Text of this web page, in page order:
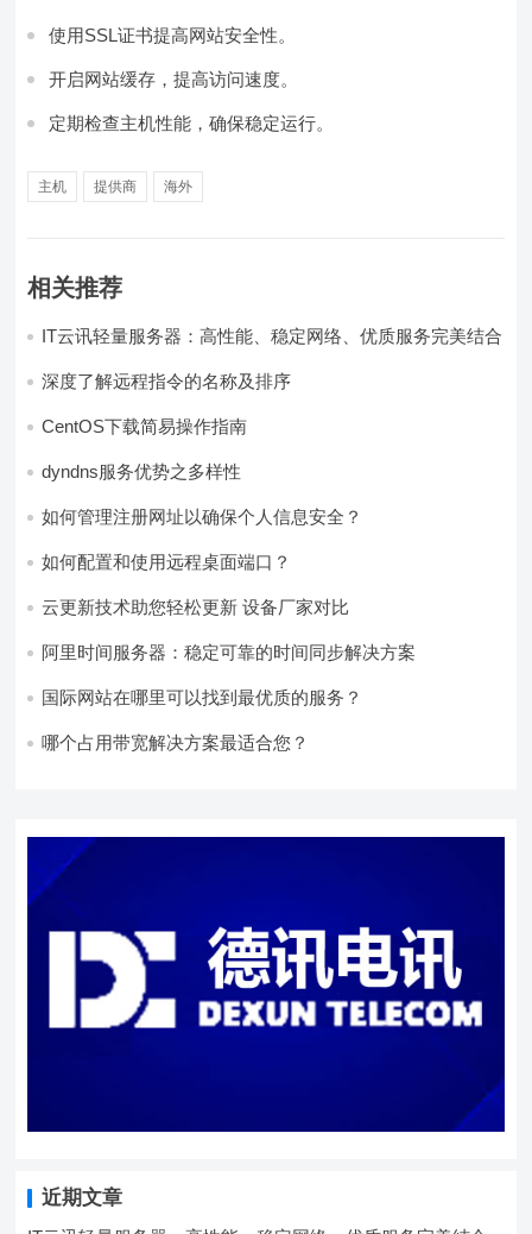
使用SSL证书提高网站安全性。
开启网站缓存，提高访问速度。
定期检查主机性能，确保稳定运行。
主机 提供商 海外
相关推荐
IT云讯轻量服务器：高性能、稳定网络、优质服务完美结合
深度了解远程指令的名称及排序
CentOS下载简易操作指南
dyndns服务优势之多样性
如何管理注册网址以确保个人信息安全？
如何配置和使用远程桌面端口？
云更新技术助您轻松更新 设备厂家对比
阿里时间服务器：稳定可靠的时间同步解决方案
国际网站在哪里可以找到最优质的服务？
哪个占用带宽解决方案最适合您？
近期文章